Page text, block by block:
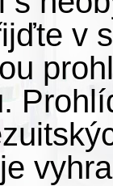
v